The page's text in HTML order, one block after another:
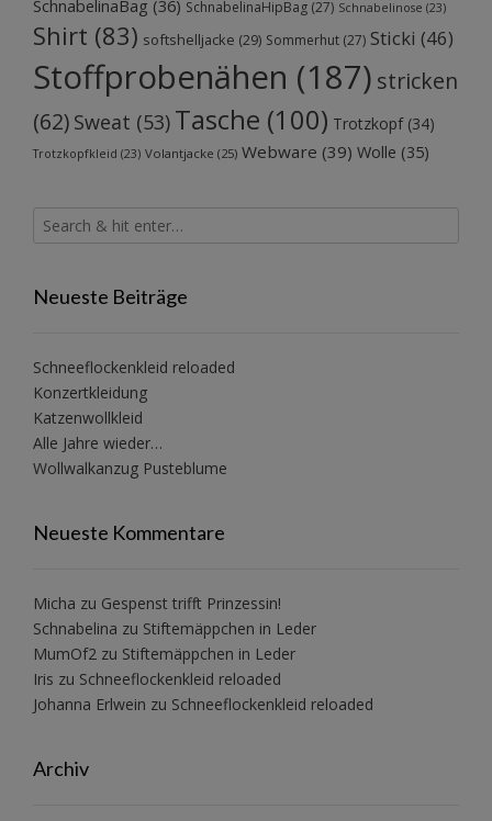
SchnabelinaBag (36) SchnabelinaHipBag (27) Schnabelinose (23)
Shirt (83) softshelljacke (29) Sommerhut (27) Sticki (46)
Stoffprobenähen (187) stricken
(62) Sweat (53) Tasche (100) Trotzkopf(34)
Trotzkopfkleid (23) Volantjacke (25) Webware (39) Wolle (35)
Neueste Beiträge
Schneeflockenkleid reloaded
Konzertkleidung
Katzenwollkleid
Alle Jahre wieder…
Wollwalkanzug Pusteblume
Neueste Kommentare
Micha zu Gespenst trifft Prinzessin!
Schnabelina zu Stiftemäppchen in Leder
MumOf2 zu Stiftemäppchen in Leder
Iris zu Schneeflockenkleid reloaded
Johanna Erlwein zu Schneeflockenkleid reloaded
Archiv